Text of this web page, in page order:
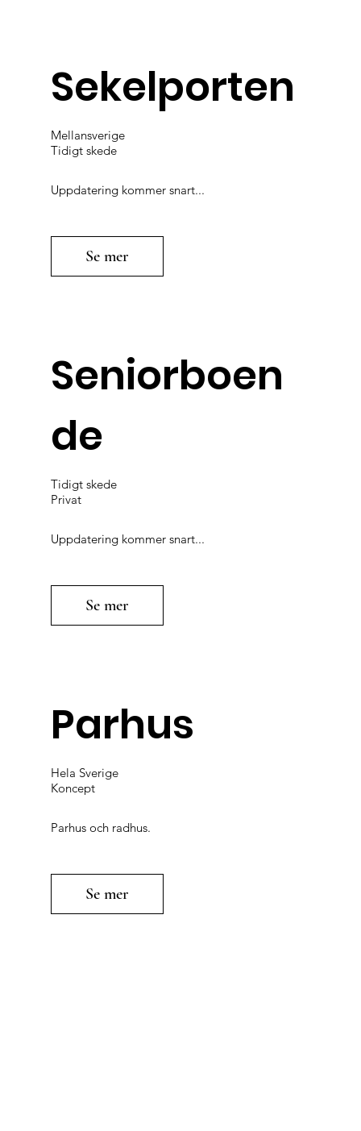
Sekelporten
Mellansverige
Uppdatering kommer snart...
Se mer
Tidigt skede
Seniorboen
de
Tidigt skede
Uppdatering kommer snart...
Se mer
Privat
Parhus
Hela Sverige
Parhus och radhus.
Se mer
Koncept